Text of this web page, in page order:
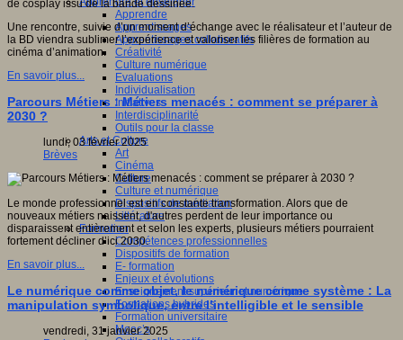
Apprendre
Apprentissages
Apprentissages collaboratifs
Créativité
Culture numérique
Evaluations
Individualisation
Initiatives
Interdisciplinarité
Outils pour la classe
Arts et Culture
Art
Cinéma
Culture
Culture et numérique
Dispositifs de médiation
Littérature
Formation
Compétences professionnelles
Dispositifs de formation
E- formation
Enjeux et évolutions
Enseignement supérieur et numérique
Formations hybrides
Formation universitaire
Mooc’s
de cosplay issu de la bande dessinée.
Une rencontre, suivie d’un moment d’échange avec le réalisateur et l’auteur de
la BD viendra sublimer l’expérience et valoriser les filières de formation au
cinéma d’animation.
En savoir plus...
Parcours Métiers : Métiers menacés : comment se préparer à
2030 ?
lundi, 03 février 2025
Brèves
Le monde professionnel est en constante transformation. Alors que de
nouveaux métiers naissent, d'autres perdent de leur importance ou
disparaissent entièrement et selon les experts, plusieurs métiers pourraient
fortement décliner d’ici 2030.
En savoir plus...
Le numérique comme objet, le numérique comme système : La
manipulation symbolique, entre l’intelligible et le sensible
vendredi, 31 janvier 2025